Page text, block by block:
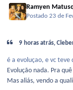
Ramyen
Postado23 de
9 horas atrás,
é a evoluçao, e vc teve
Evolução nada. Pra
Mas aliás, vendo a